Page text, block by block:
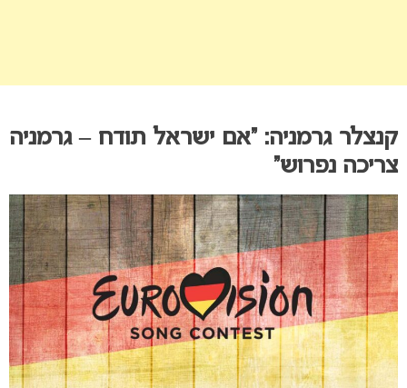
קנצלר גרמניה: “אם ישראל תודח – גרמניה
צריכה נפרוש”